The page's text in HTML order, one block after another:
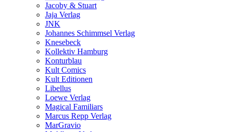
Jacoby & Stuart
Jaja Verlag
JNK
Johannes Schimmsel Verlag
Knesebeck
Kollektiv Hamburg
Konturblau
Kult Comics
Kult Editionen
Libellus
Loewe Verlag
Magical Familiars
Marcus Repp Verlag
MarGravio